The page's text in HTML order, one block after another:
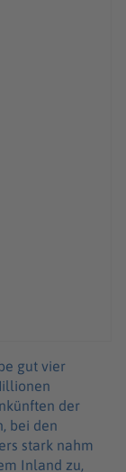
gut vier
der
bei den
stark nahm
Inland zu,